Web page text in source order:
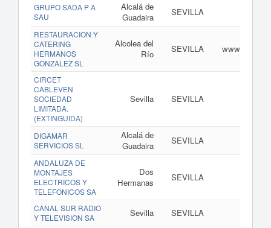
GRUPO SADA P A
SAU
Alcalá de
Guadaira
SEVILLA
RESTAURACION Y
CATERING
HERMANOS
GONZALEZ SL
Alcolea del
Río
SEVILLA
CIRCET
CABLEVEN
SOCIEDAD
LIMITADA.
(EXTINGUIDA)
Sevilla SEVILLA
DIGAMAR
SERVICIOS SL
Alcalá de
Guadaira
SEVILLA
ANDALUZA DE
MONTAJES
ELECTRICOS Y
TELEFONICOS SA
Dos
Hermanas
SEVILLA
CANAL SUR RADIO
Y TELEVISION SA
Sevilla SEVILLA